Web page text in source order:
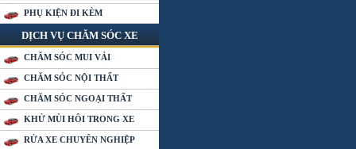
PHỤ KIỆN ĐI KÈM
DỊCH VỤ CHĂM SÓC XE
CHĂM SÓC MUI VẢI
CHĂM SÓC NỘI THẤT
CHĂM SÓC NGOẠI THẤT
KHỬ MÙI HÔI TRONG XE
RỬA XE CHUYÊN NGHIỆP